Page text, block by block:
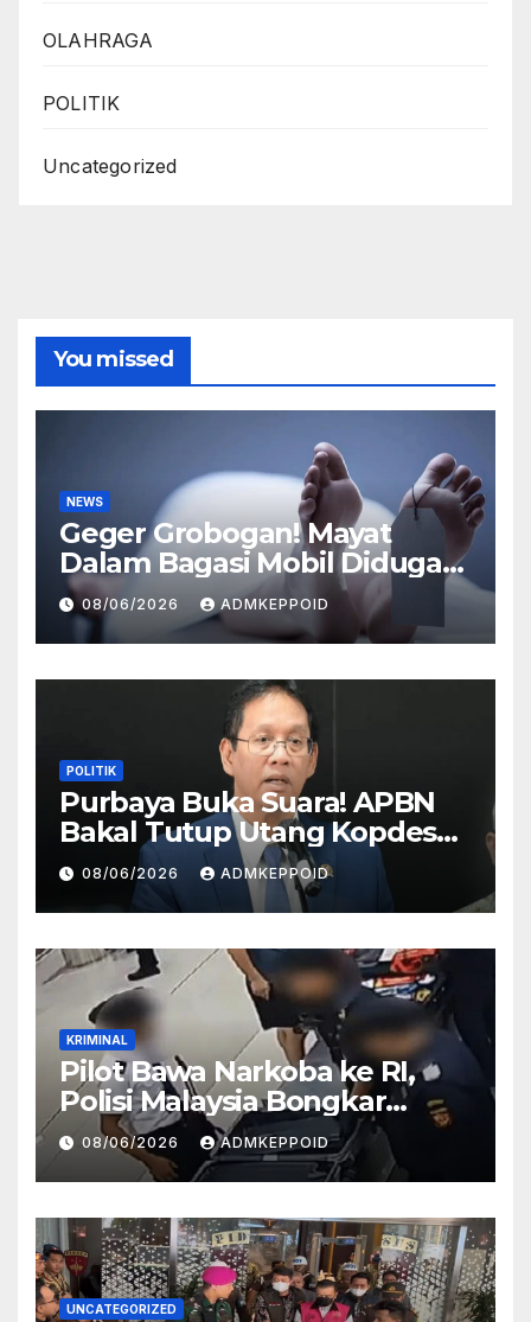
OLAHRAGA
POLITIK
Uncategorized
You missed
NEWS
Geger Grobogan! Mayat
Dalam Bagasi Mobil Diduga
Terkait Hilangnya Bos Konter
HP
08/06/2026 ADMKEPPOID
POLITIK
Purbaya Buka Suara! APBN
Bakal Tutup Utang Kopdes
Rp 240 Triliun, Cicilan Rp 40
Triliun per Tahun
08/06/2026 ADMKEPPOID
KRIMINAL
Pilot Bawa Narkoba ke RI,
Polisi Malaysia Bongkar
Sosok Pemasok di Balik
Kasus Ini
08/06/2026 ADMKEPPOID
UNCATEGORIZED